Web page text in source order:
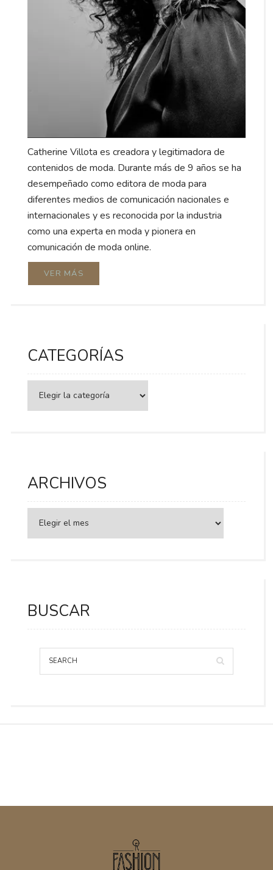
Catherine Villota es creadora y legitimadora de
contenidos de moda. Durante más de 9 años se ha
desempeñado como editora de moda para
diferentes medios de comunicación nacionales e
internacionales y es reconocida por la industria
como una experta en moda y pionera en
comunicación de moda online.
VER MÁS
CATEGORÍAS
ARCHIVOS
BUSCAR